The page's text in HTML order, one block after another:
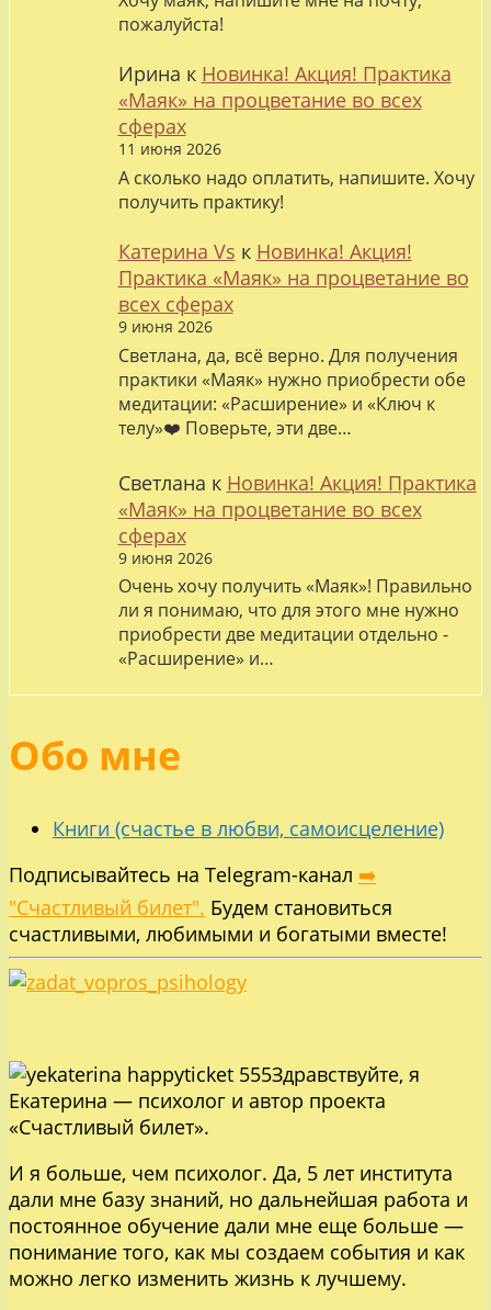
пожалуйста!
Ирина к Новинка! Акция! Практика
«Маяк» на процветание во всех
сферах
11 июня 2026
А сколько надо оплатить, напишите. Хочу
получить практику!
Катерина Vs к Новинка! Акция!
Практика «Маяк» на процветание во
всех сферах
9 июня 2026
Светлана, да, всё верно. Для получения
практики «Маяк» нужно приобрести обе
медитации: «Расширение» и «Ключ к
телу»❤️ Поверьте, эти две…
Светлана к Новинка! Акция! Практика
«Маяк» на процветание во всех
сферах
9 июня 2026
Очень хочу получить «Маяк»! Правильно
ли я понимаю, что для этого мне нужно
приобрести две медитации отдельно -
«Расширение» и…
Обо мне
Книги (счастье в любви, самоисцеление)
Подписывайтесь на Telegram-канал ➡️
"Счастливый билет". Будем становиться
счастливыми, любимыми и богатыми вместе!
Здравствуйте, я
Екатерина — психолог и автор проекта
«Счастливый билет».
И я больше, чем психолог. Да, 5 лет института
дали мне базу знаний, но дальнейшая работа и
постоянное обучение дали мне еще больше —
понимание того, как мы создаем события и как
можно легко изменить жизнь к лучшему.